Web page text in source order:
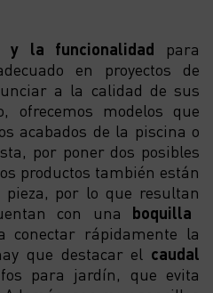
y la funcionalidad para
en proyectos de
a la calidad de sus
ofrecemos modelos que
acabados de la piscina o
por poner dos posibles
productos también están
por lo que resultan
con una boquilla
conectar rápidamente la
que destacar el caudal
para jardín, que evita